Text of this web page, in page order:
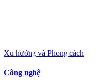
Xu hướng và Phong cách
Công nghệ